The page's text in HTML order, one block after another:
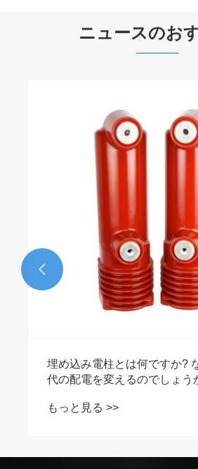
ニュースのお
埋め込み電柱とは何ですか?
代の配電を変えるのでしょう
もっと見る >>
